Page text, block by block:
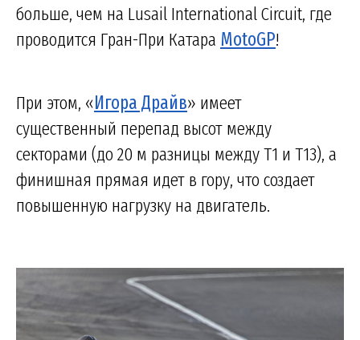
больше, чем на Lusail International Circuit, где
проводится Гран-При Катара MotoGP!
При этом, «Игора Драйв» имеет
существенный перепад высот между
секторами (до 20 м разницы между Т1 и Т13), а
финишная прямая идет в гору, что создает
повышенную нагрузку на двигатель.